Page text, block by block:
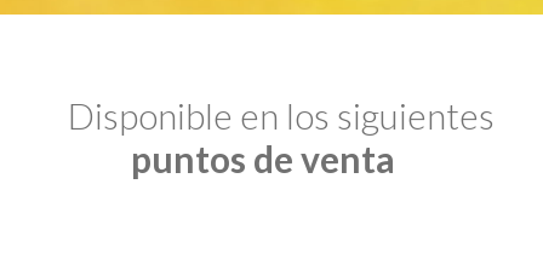
Disponible en los siguientes
puntos de venta